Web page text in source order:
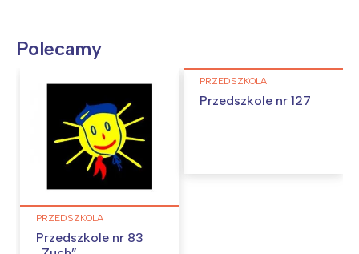
Polecamy
PRZEDSZKOLA
Przedszkole nr 83
PRZEDSZKOLA
Przedszkole nr 127